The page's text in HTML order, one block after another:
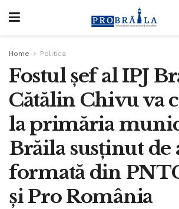
Home Politica
Fostul șef al IPJ
Cătălin Chivu va
la primăria
Brăila susținut de
formată din
și Pro România